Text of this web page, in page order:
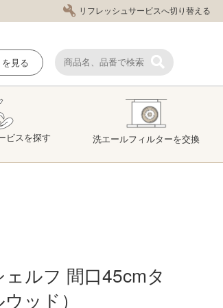
リフレッシュサービスへ切り替える
を見る
ビスを探す 洗エールフィルターを交換
ルフ 間口45cmタ
ッド）